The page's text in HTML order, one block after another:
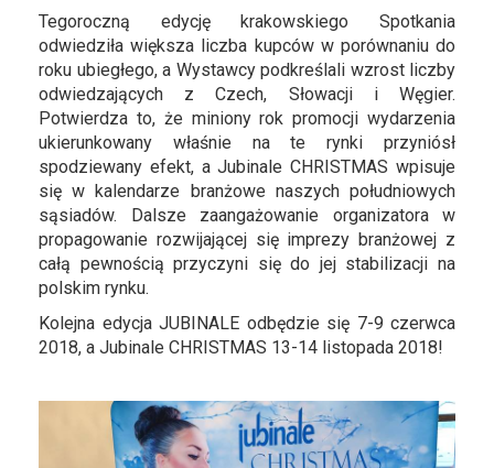
Tegoroczną edycję krakowskiego Spotkania
odwiedziła większa liczba kupców w porównaniu do
roku ubiegłego, a Wystawcy podkreślali wzrost liczby
odwiedzających z Czech, Słowacji i Węgier.
Potwierdza to, że miniony rok promocji wydarzenia
ukierunkowany właśnie na te rynki przyniósł
spodziewany efekt, a Jubinale CHRISTMAS wpisuje
się w kalendarze branżowe naszych południowych
sąsiadów. Dalsze zaangażowanie organizatora w
propagowanie rozwijającej się imprezy branżowej z
całą pewnością przyczyni się do jej stabilizacji na
polskim rynku.
Kolejna edycja JUBINALE odbędzie się 7-9 czerwca
2018, a Jubinale CHRISTMAS 13-14 listopada 2018!